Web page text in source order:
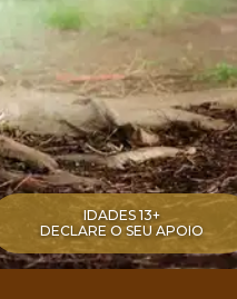
IDADES 13+
DECLARE O SEU APOIO